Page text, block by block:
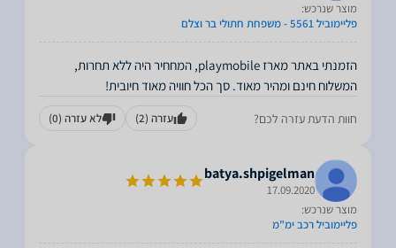
מוצר שנרכש:
פליימוביל 5561 - משפחת חתולי בר וצלם
הזמנתי באתר מארז playmobile, המחחיר היה ללא תחרות,
המשלוח חינם ומהיר מאוד. סך הכל חוויה מאוד חיובית!
חוות הדעת עזרה לכם? עזרה (2) לא עזרה (0)
batya.shpigelman
17.09.2020
מוצר שנרכש:
פליימוביל רכב ימ"מ